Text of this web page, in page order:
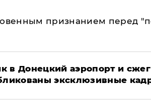
признанием перед
в Донецкий аэропорт и
эксклюзивные